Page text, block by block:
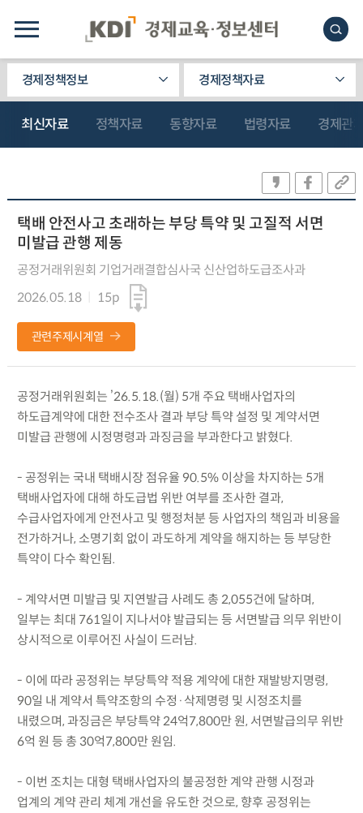
경제정책정보 경제정책자료
최신자료 정책자료 동향자료 법령자료 경제관
택배 안전사고 초래하는 부당 특약 및 고질적 서면
미발급 관행 제동
공정거래위원회 기업거래결합심사국 신산업하도급조사과
2026.05.18
15p
관련주제시계열
공정거래위원회는 ’26.5.18.(월) 5개 주요 택배사업자의
하도급계약에 대한 전수조사 결과 부당 특약 설정 및 계약서면
미발급 관행에 시정명령과 과징금을 부과한다고 밝혔다.
- 공정위는 국내 택배시장 점유율 90.5% 이상을 차지하는 5개
택배사업자에 대해 하도급법 위반 여부를 조사한 결과,
수급사업자에게 안전사고 및 행정처분 등 사업자의 책임과 비용을
전가하거나, 소명기회 없이 과도하게 계약을 해지하는 등 부당한
특약이 다수 확인됨.
- 계약서면 미발급 및 지연발급 사례도 총 2,055건에 달하며,
일부는 최대 761일이 지나서야 발급되는 등 서면발급 의무 위반이
상시적으로 이루어진 사실이 드러남.
- 이에 따라 공정위는 부당특약 적용 계약에 대한 재발방지명령,
90일 내 계약서 특약조항의 수정·삭제명령 및 시정조치를
내렸으며, 과징금은 부당특약 24억7,800만 원, 서면발급의무 위반
6억 원 등 총 30억7,800만 원임.
- 이번 조치는 대형 택배사업자의 불공정한 계약 관행 시정과
업계의 계약 관리 체계 개선을 유도한 것으로, 향후 공정위는